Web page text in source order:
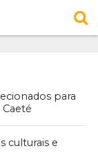
para
culturais e